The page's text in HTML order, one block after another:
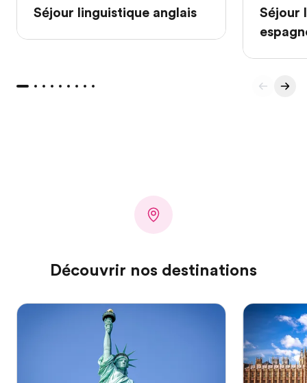
Séjour linguistique anglais
Séjour
Découvrir nos destinations